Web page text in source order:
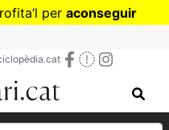
’l per aconseguir
o Secundària